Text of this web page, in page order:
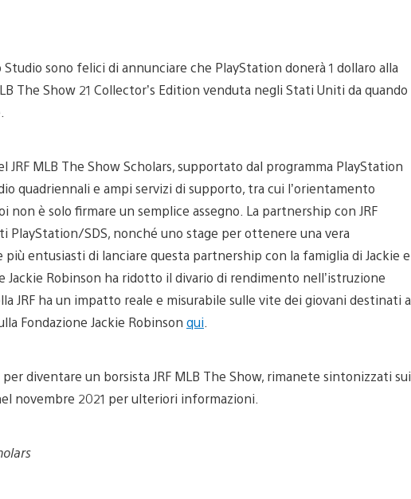
sono felici di annunciare che PlayStation donerà 1 dollaro alla
The Show 21 Collector’s Edition venduta negli Stati Uniti da quando
MLB The Show Scholars, supportato dal programma PlayStation
quadriennali e ampi servizi di supporto, tra cui l’orientamento
non è solo firmare un semplice assegno. La partnership con JRF
SDS, nonché uno stage per ottenere una vera
entusiasti di lanciare questa partnership con la famiglia di Jackie e
Jackie Robinson ha ridotto il divario di rendimento nell’istruzione
JRF ha un impatto reale e misurabile sulle vite dei giovani destinati a
Fondazione Jackie Robinson qui
diventare un borsista JRF MLB The Show, rimanete sintonizzati sui
novembre 2021 per ulteriori informazioni.